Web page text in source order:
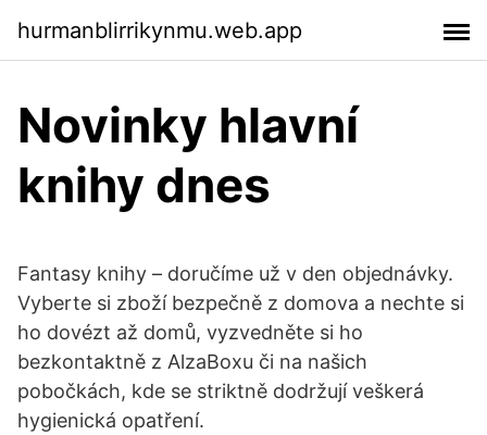
hurmanblirrikynmu.web.app
Novinky hlavní
knihy dnes
Fantasy knihy – doručíme už v den objednávky.
Vyberte si zboží bezpečně z domova a nechte si
ho dovézt až domů, vyzvedněte si ho
bezkontaktně z AlzaBoxu či na našich
pobočkách, kde se striktně dodržují veškerá
hygienická opatření.